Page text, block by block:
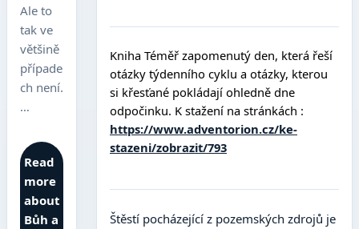
Ale to
tak ve
většině
případe
ch není.
…
Read
more
about
Bůh a
Kniha Téměř zapomenutý den, která řeší
otázky týdenního cyklu a otázky, kterou
si křesťané pokládají ohledně dne
odpočinku. K stažení na stránkách :
https://www.adventorion.cz/ke-
stazeni/zobrazit/793
Štěstí pocházející z pozemských zdrojů je